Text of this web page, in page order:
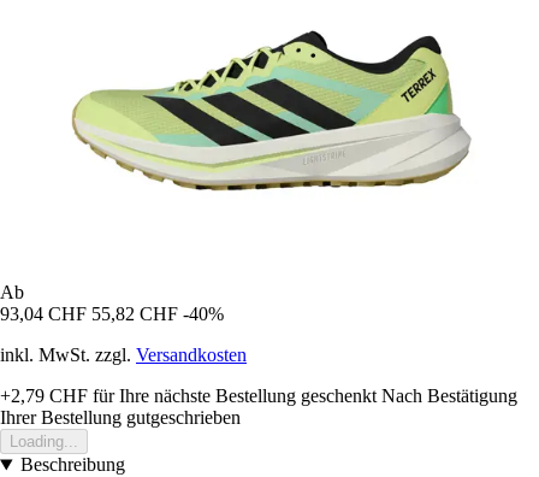
Ab
93,04 CHF 55,82 CHF -40%
inkl. MwSt. zzgl. Versandkosten
+2,79 CHF für Ihre nächste Bestellung geschenkt Nach Bestätigung
Ihrer Bestellung gutgeschrieben
Loading...
Beschreibung